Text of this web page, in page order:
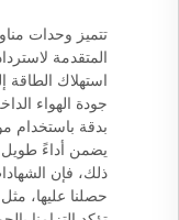
المتقدمة
استهلاك
جودة الهواء
بدقة باستخدام
يضمن أداءً طويل
ذلك، فإن